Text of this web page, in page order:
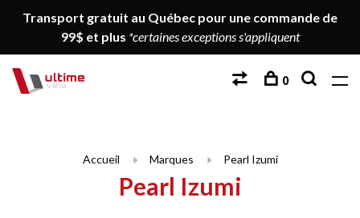
Transport gratuit au Québec pour une commande de
99$ et plus *certaines exceptions s'appliquent
0
Accueil Marques Pearl Izumi
Pearl Izumi